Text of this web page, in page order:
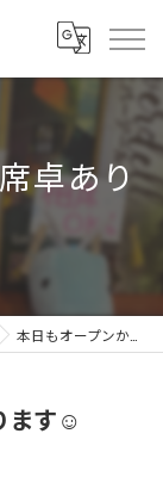
卓あり
本日もオープンから相席卓あります☺️
ます☺️